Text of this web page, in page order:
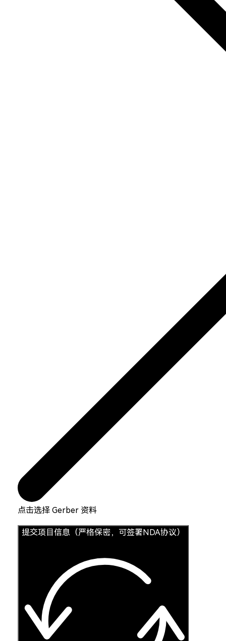
点击选择 Gerber 资料
提交项目信息（严格保密，可签署NDA协议）